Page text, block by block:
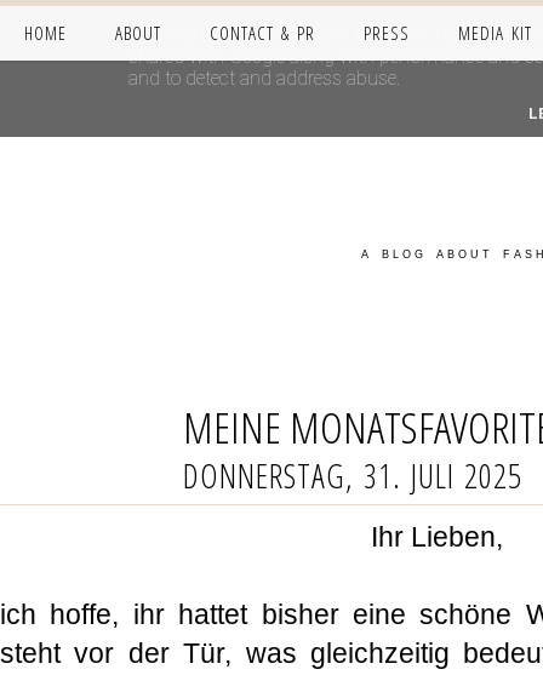
HOME ABOUT CONTACT & PR PRESS MEDIA KIT
A BLOG ABOUT
MEINE
DONNERSTAG, 31. JULI 2025
Ihr Lieben,
ich hoffe, ihr hattet bisher eine schöne
steht vor der Tür, was gleichzeitig
This site uses cookies from Google to deliver its
shared with Google along with performance and
and to detect and address abuse.